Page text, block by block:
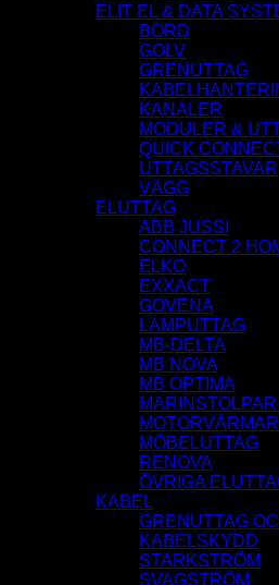
ELIT EL & DATA
BORD
GOLV
GRENUTTAG
KANALER
MODULER &
QUICK
UTTAGSSTAVAR
VÄGG
ELUTTAG
ABB JUSSI
CONNECT 2
ELKO
EXXACT
GOVENA
LAMPUTTAG
MB-DELTA
MB NOVA
MB OPTIMA
MÖBELUTTAG
RENOVA
ÖVRIGA
KABEL
GRENUTTAG
KABELSKYDD
STARKSTRÖM
SVAGSTRÖM